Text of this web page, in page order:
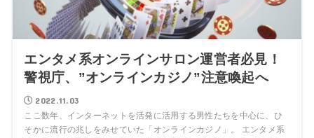
エンタメ系オンラインサロン運営者必見！
警視庁、”オンラインカジノ”注意喚起へ
2022.11.03
ここ数年、インターネットを活発に活用する男性たちを中心に、ひ
そかに流行の兆しをみせていた「オンラインカジノ」。 エンタメ系